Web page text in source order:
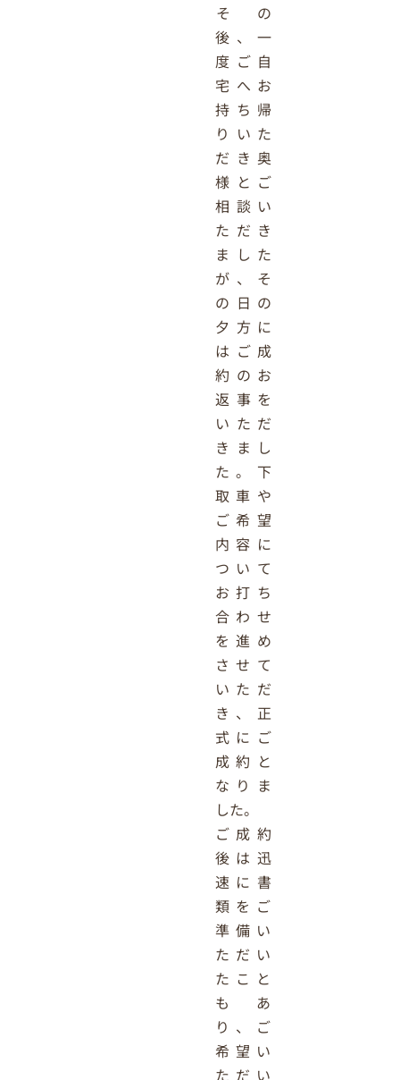
その
後、一
度ご自
宅へお
持ち帰
りいた
だき奥
様とご
相談い
ただき
ました
が、そ
の日の
夕方に
はご成
約のお
返事を
いただ
きまし
た。下
取車や
ご希望
内容に
ついて
お打ち
合わせ
を進め
させて
いただ
き、正
式にご
成約と
なりま
した。
ご成約
後は迅
速に書
類をご
準備い
ただい
たこと
もあ
り、ご
希望い
ただい